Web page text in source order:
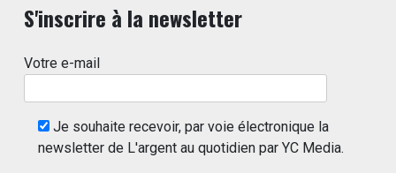
S'inscrire à la newsletter
Votre e-mail
Je souhaite recevoir, par voie électronique la
newsletter de L'argent au quotidien par YC Media.